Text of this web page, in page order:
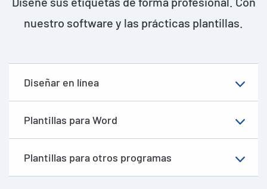
nuestro software y las prácticas plantillas.
Diseñar en línea
Plantillas para Word
Plantillas para otros programas